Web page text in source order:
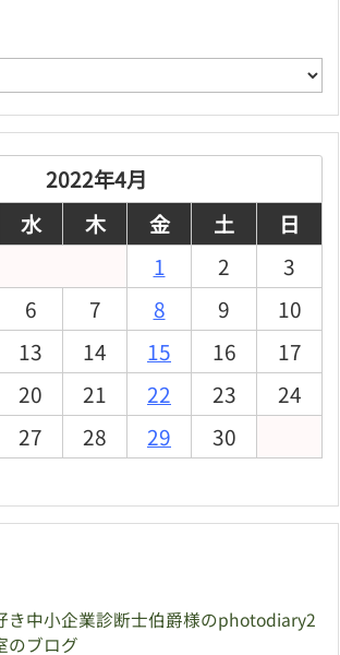
2022年4月
水 木 金 土
日
1
2
3
6 7 8 9
10
13 14 15 16
17
20 21 22 23
24
27 28 29 30
き中小企業診断士伯爵様のphotodiary2
のブログ